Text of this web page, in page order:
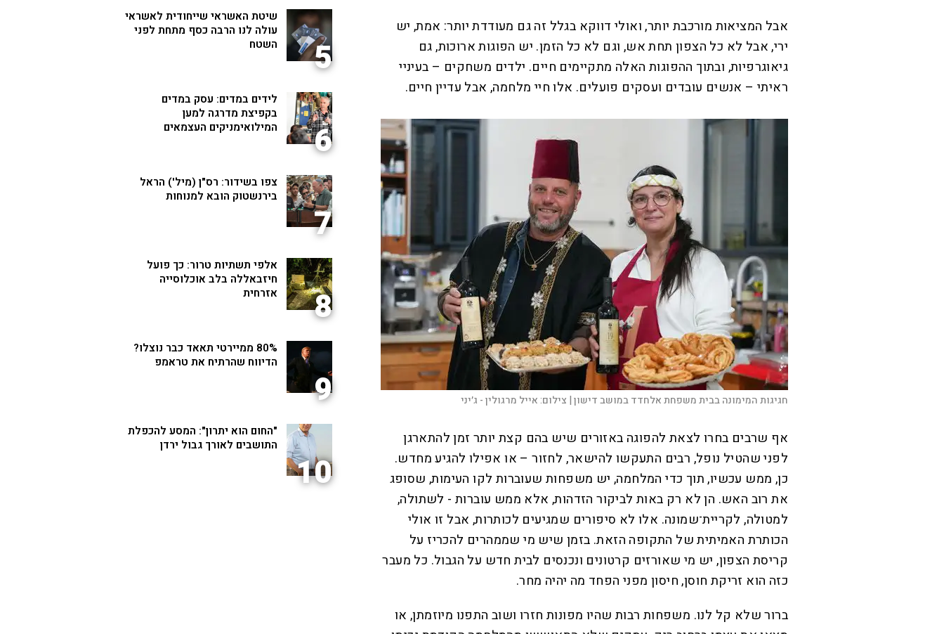
אבל המציאות מורכבת יותר, ואולי דווקא בגלל זה גם מעודדת יותר: אמת, יש
ירי, אבל לא כל הצפון תחת אש, וגם לא כל הזמן. יש הפוגות ארוכות, גם
גיאוגרפיות, ובתוך ההפוגות האלה מתקיימים חיים. ילדים משחקים – בעיניי
ראיתי – אנשים עובדים ועסקים פועלים. אלו חיי מלחמה, אבל עדיין חיים.
חגיגות המימונה בבית משפחת אלחדד במושב דישון | צילום:אייל מרגולין - ג׳יני
אף שרבים בחרו לצאת להפוגה באזורים שיש בהם קצת יותר זמן להתארגן
לפני שהטיל נופל, רבים התעקשו להישאר, לחזור – או אפילו להגיע מחדש.
כן, ממש עכשיו, תוך כדי המלחמה, יש משפחות שעוברות לקו העימות, שסופג
את רוב האש. הן לא רק באות לביקור הזדהות, אלא ממש עוברות - לשתולה,
למטולה, לקריית־שמונה. אלו לא סיפורים שמגיעים לכותרות, אבל זו אולי
הכותרת האמיתית של התקופה הזאת. בזמן שיש מי שממהרים להכריז על
קריסת הצפון, יש מי שאורזים קרטונים ונכנסים לבית חדש על הגבול. כל מעבר
כזה הוא זריקת חוסן, חיסון מפני הפחד מה יהיה מחר.
ברור שלא קל לנו. משפחות רבות שהיו מפונות חזרו ושוב התפנו מיוזמתן, או
5
שיטת האשראי שייחודית לאשראי
עולה לנו הרבה כסף מתחת לפני
השטח
6
לידים במדים: עסק במדים
בקפיצת מדרגה למען
המילואימניקים העצמאים
7
צפו בשידור: רס"ן (מיל') הראל
בירנשטוק הובא למנוחות
8
אלפי תשתיות טרור: כך פועל
חיזבאללה בלב אוכלוסייה
אזרחית
9
80% ממיירטי תאאד כבר נוצלו?
הדיווח שהרתיח את טראמפ
10
"החום הוא יתרון": המסע להכפלת
התושבים לאורך גבול ירדן